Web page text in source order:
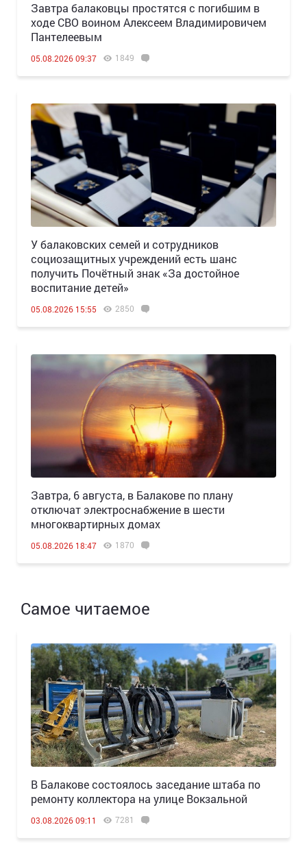
Завтра балаковцы простятся с погибшим в
ходе СВО воином Алексеем Владимировичем
Пантелеевым
05.08.2026 09:37 1849
У балаковских семей и сотрудников
социозащитных учреждений есть шанс
получить Почётный знак «За достойное
воспитание детей»
05.08.2026 15:55 2850
Завтра, 6 августа, в Балакове по плану
отключат электроснабжение в шести
многоквартирных домах
05.08.2026 18:47 1870
Самое читаемое
В Балакове состоялось заседание штаба по
ремонту коллектора на улице Вокзальной
03.08.2026 09:11 7281